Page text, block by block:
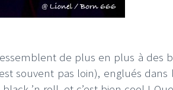
de plus en plus à des
souvent pas loin), englués dans